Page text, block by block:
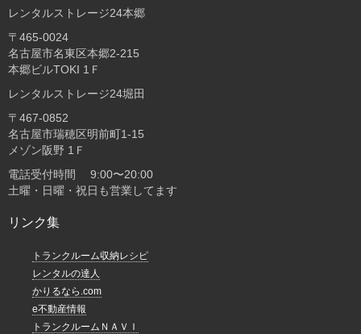
レンタルストレージ24本郷
〒465-0024
名古屋市名東区本郷2-215
本郷ビルTOKI 1Ｆ
レンタルストレージ24堀田
〒467-0852
名古屋市瑞穂区明前町1-15
メゾン阪野 1Ｆ
電話受付時間 9:00〜20:00
土曜・日曜・祝日も営業してます
リンク集
トランクルーム収納レシピ
レンタルの達人
かりるなら.com
e不動産情報
トランクルームＮＡＶＩ